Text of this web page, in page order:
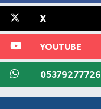
X
YOUTUBE
05379277726